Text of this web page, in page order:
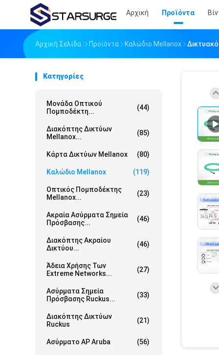
Αρχική Προϊόντα
Αρχική Σελίδα Προϊόντα Καλώδιο Mellanox
Κατηγορίες
Μονάδα Οπτικού
Πομποδέκτη...
(44)
Διακόπτης Δικτύων
Mellanox...
(85)
Κάρτα Δικτύων Mellanox (80)
Καλώδιο Mellanox (119)
Οπτικός Πομποδέκτης
Mellanox...
(23)
Ακραία Ασύρματα Σημεία
Πρόσβασης...
(46)
Διακόπτης Ακραίου
Δικτύου...
(46)
Άδεια Χρήσης Των
Extreme Networks...
(27)
Ασύρματα Σημεία
Πρόσβασης Ruckus...
(33)
Διακόπτης Δικτύων
Ruckus
(21)
Ασύρματο AP Aruba (56)